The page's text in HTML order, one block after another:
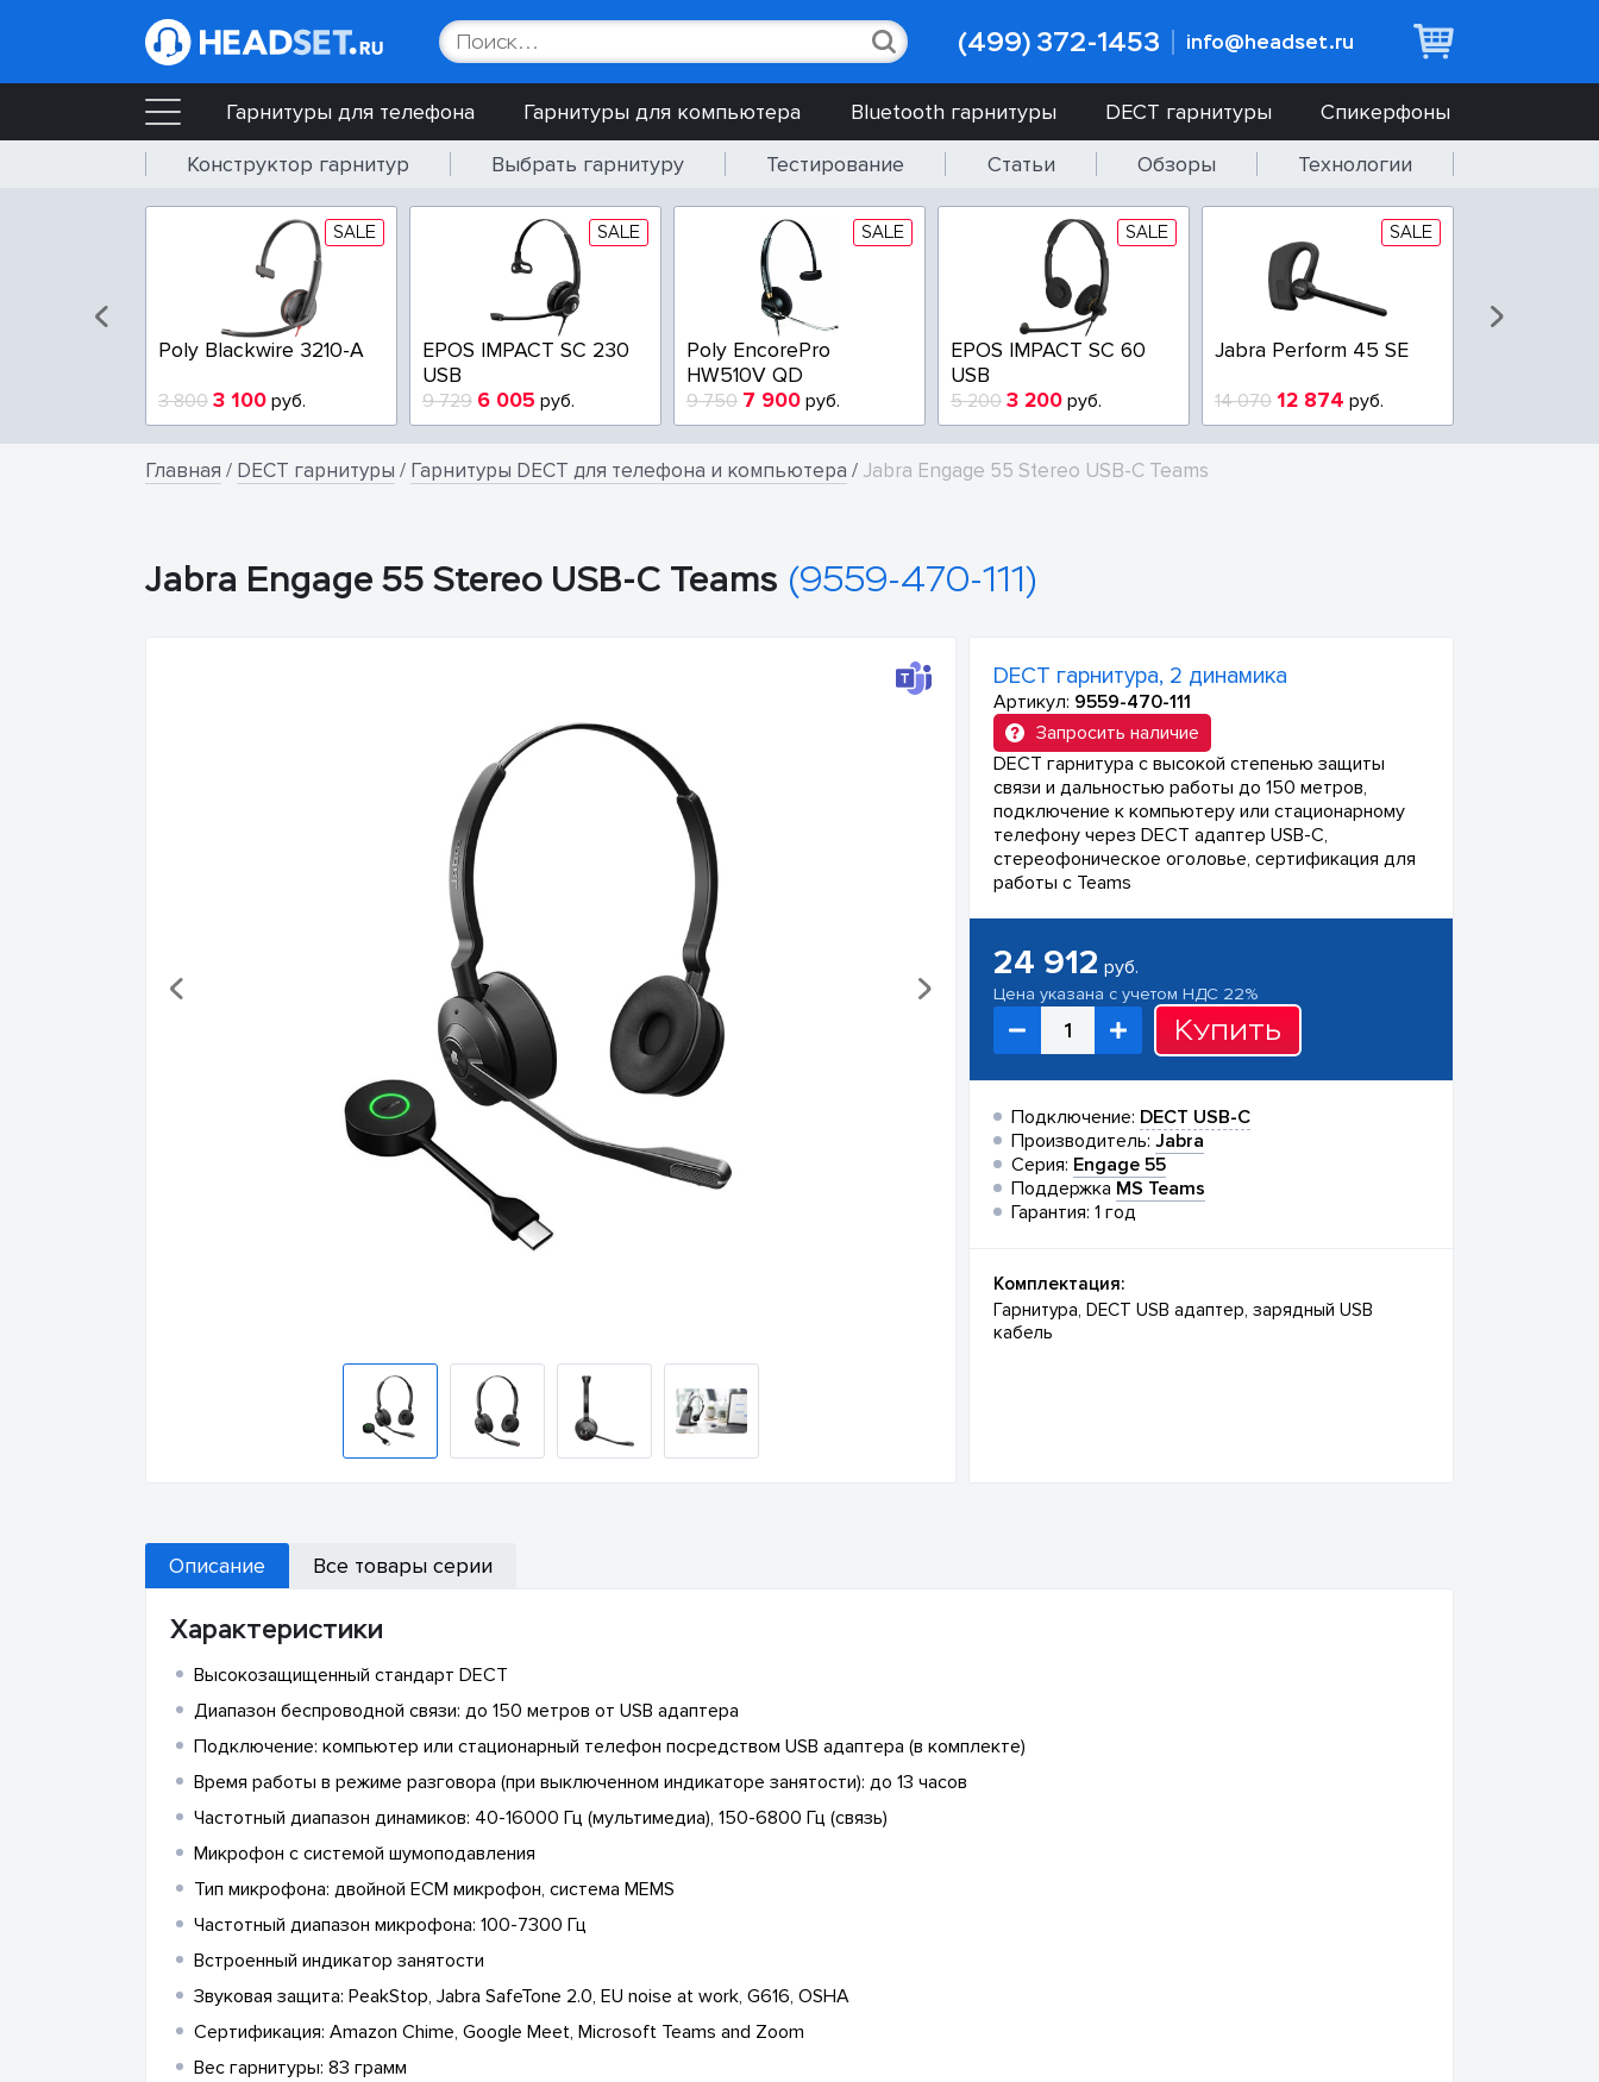
(499) 372-1453 info@headset.ru
Гарнитуры для телефона Гарнитуры для компьютера Bluetooth гарнитуры DECT гарнитуры
Спикерфоны
Конструктор гарнитур
Выбрать гарнитуру Тестирование Статьи Обзоры Технологии
SALE
Poly Blackwire 3210-A
3 800 3 100 руб.
SALE
EPOS IMPACT SC 230
USB
9 729 6 005 руб.
SALE
Poly EncorePro
HW510V QD
9 750 7 900 руб.
SALE
EPOS IMPACT SC 60
USB
5 200 3 200 руб.
SALE
Jabra Perform 45 SE
14 070 12 874 руб.
Главная / DECT гарнитуры / Гарнитуры DECT для телефона и компьютера / Jabra Engage 55 Stereo USB-C Teams
Jabra Engage 55 Stereo USB-C Teams (9559-470-111)
DECT гарнитура, 2 динамика
Артикул: 9559-470-111
Запросить наличие
DECT гарнитура с высокой степенью защиты
связи и дальностью работы до 150 метров,
подключение к компьютеру или стационарному
телефону через DECT адаптер USB-C,
стереофоническое оголовье, сертификация для
работы с Teams
24 912 руб.
Цена указана с учетом НДС 22%
Купить
Подключение: DECT USB-C
Производитель: Jabra
Серия: Engage 55
Поддержка MS Teams
Гарантия: 1 год
Комплектация:
Гарнитура, DECT USB адаптер, зарядный USB
кабель
Описание Все товары серии
Характеристики
Высокозащищенный стандарт DECT
Диапазон беспроводной связи: до 150 метров от USB адаптера
Подключение: компьютер или стационарный телефон посредством USB адаптера (в комплекте)
Время работы в режиме разговора (при выключенном индикаторе занятости): до 13 часов
Частотный диапазон динамиков: 40-16000 Гц (мультимедиа), 150-6800 Гц (связь)
Микрофон с системой шумоподавления
Тип микрофона: двойной ECM микрофон, система MEMS
Частотный диапазон микрофона: 100-7300 Гц
Встроенный индикатор занятости
Звуковая защита: PeakStop, Jabra SafeTone 2.0, EU noise at work, G616, OSHA
Сертификация: Amazon Chime, Google Meet, Microsoft Teams and Zoom
Вес гарнитуры: 83 грамм